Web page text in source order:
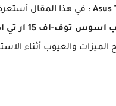
Asus : في هذا المقال
والعيوب أثناء